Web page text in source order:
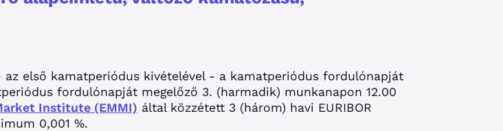
első kamatperiódus kivételével - a kamatperiódus fordulónapját
fordulónapját megelőző 3. (harmadik) munkanapon 12.00
Institute (EMMI) által közzétett 3 (három) havi EURIBOR
0,001 %.